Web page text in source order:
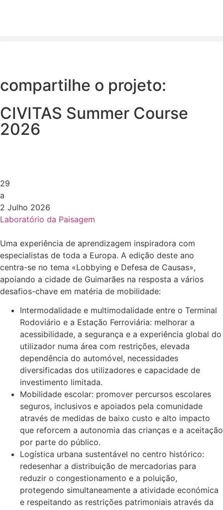
compartilhe o projeto:
CIVITAS Summer Course
2026
29
a
2 Julho 2026
Laboratório da Paisagem
Uma experiência de aprendizagem inspiradora com
especialistas de toda a Europa. A edição deste ano
centra-se no tema «Lobbying e Defesa de Causas»,
apoiando a cidade de Guimarães na resposta a vários
desafios-chave em matéria de mobilidade:
Intermodalidade e multimodalidade entre o Terminal
Rodoviário e a Estação Ferroviária: melhorar a
acessibilidade, a segurança e a experiência global do
utilizador numa área com restrições, elevada
dependência do automóvel, necessidades
diversificadas dos utilizadores e capacidade de
investimento limitada.
Mobilidade escolar: promover percursos escolares
seguros, inclusivos e apoiados pela comunidade
através de medidas de baixo custo e alto impacto
que reforcem a autonomia das crianças e a aceitação
por parte do público.
Logística urbana sustentável no centro histórico:
redesenhar a distribuição de mercadorias para
reduzir o congestionamento e a poluição,
protegendo simultaneamente a atividade económica
e respeitando as restrições patrimoniais através da